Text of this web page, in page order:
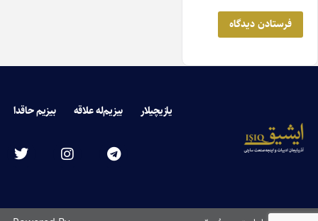
یازیچیلار بیزیم‌له علاقه بیزیم حاقدا